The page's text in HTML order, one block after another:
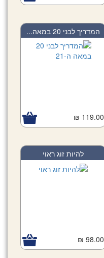
המדריך לבני 20 במאה...
119.00 ₪
להיות זוג ראוי
98.00 ₪